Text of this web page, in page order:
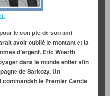
le compte de son ami
avoir oublié le montant et la
d’argent. Eric Woerth
dans le monde entier afin
de Sarkozy. Un
commandait le Premier Cercle